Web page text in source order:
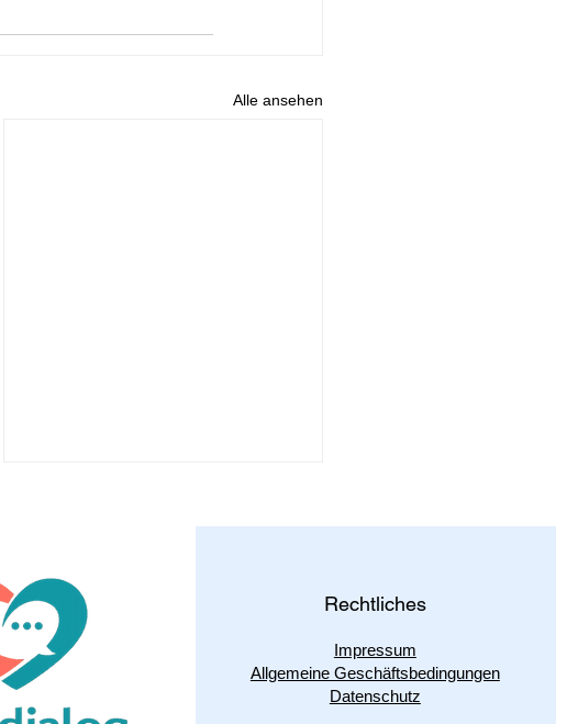
Alle ansehen
sich nichts verändert hat. Dein
Alltag beginnt wie gewohnt. Die
Routine...
Rechtliches
Impressum
Allgemeine Geschäftsbedingungen
Datenschutz